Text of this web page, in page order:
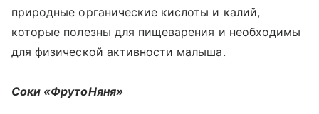
природные органические кислоты и калий,
которые полезны для пищеварения и необходимы
для физической активности малыша.
Соки «ФрутоНяня»